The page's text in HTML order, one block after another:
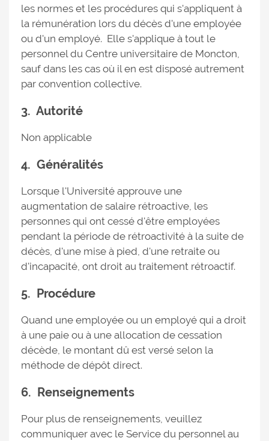
les normes et les procédures qui s'appliquent à
la rémunération lors du décès d'une employée
ou d'un employé. Elle s'applique à tout le
personnel du Centre universitaire de Moncton,
sauf dans les cas où il en est disposé autrement
par convention collective.
3. Autorité
Non applicable
4. Généralités
Lorsque l'Université approuve une
augmentation de salaire rétroactive, les
personnes qui ont cessé d'être employées
pendant la période de rétroactivité à la suite de
décès, d'une mise à pied, d'une retraite ou
d'incapacité, ont droit au traitement rétroactif.
5. Procédure
Quand une employée ou un employé qui a droit
à une paie ou à une allocation de cessation
décède, le montant dû est versé selon la
méthode de dépôt direct.
6. Renseignements
Pour plus de renseignements, veuillez
communiquer avec le Service du personnel au